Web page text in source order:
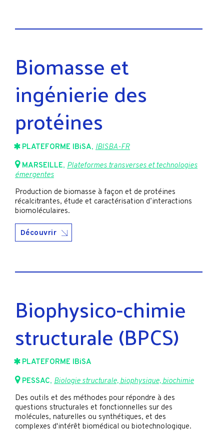
Biomasse et
ingénierie des
protéines
PLATEFORME IBiSA, IBISBA-FR
MARSEILLE, Plateformes transverses et technologies
émergentes
Production de biomasse à façon et de protéines
récalcitrantes, étude et caractérisation d’interactions
biomoléculaires.
Découvrir
Biophysico-chimie
structurale (BPCS)
PLATEFORME IBiSA
PESSAC, Biologie structurale, biophysique, biochimie
Des outils et des méthodes pour répondre à des
questions structurales et fonctionnelles sur des
molécules, naturelles ou synthétiques, et des
complexes d'intérêt biomédical ou biotechnologique.